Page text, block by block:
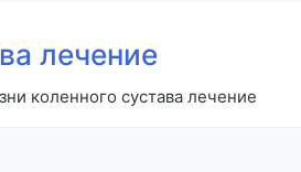
лечение
коленного сустава лечение